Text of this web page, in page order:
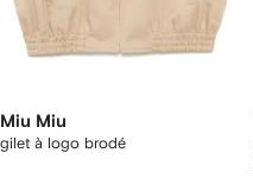
Miu Miu
gilet à logo brodé